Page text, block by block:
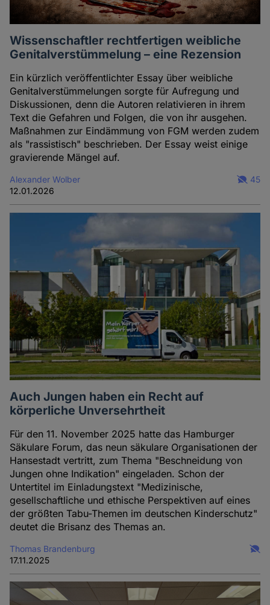
Wissenschaftler rechtfertigen weibliche
Genitalverstümmelung – eine Rezension
Ein kürzlich veröffentlichter Essay über weibliche
Genitalverstümmelungen sorgte für Aufregung und
Diskussionen, denn die Autoren relativieren in ihrem
Text die Gefahren und Folgen, die von ihr ausgehen.
Maßnahmen zur Eindämmung von FGM werden zudem
als "rassistisch" beschrieben. Der Essay weist einige
gravierende Mängel auf.
Alexander Wolber
12.01.2026
45
Auch Jungen haben ein Recht auf
körperliche Unversehrtheit
Für den 11. November 2025 hatte das Hamburger
Säkulare Forum, das neun säkulare Organisationen der
Hansestadt vertritt, zum Thema "Beschneidung von
Jungen ohne Indikation" eingeladen. Schon der
Untertitel im Einladungstext "Medizinische,
gesellschaftliche und ethische Perspektiven auf eines
der größten Tabu-Themen im deutschen Kinderschutz"
deutet die Brisanz des Themas an.
Thomas Brandenburg
17.11.2025